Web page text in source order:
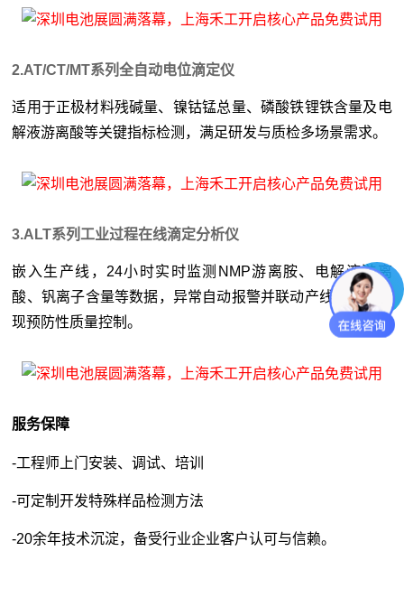
2.AT/CT/MT系列全自动电位滴定仪
适用于正极材料残碱量、镍钴锰总量、磷酸铁锂铁含量及电
解液游离酸等关键指标检测，满足研发与质检多场景需求。
3.ALT系列工业过程在线滴定分析仪
嵌入生产线，24小时实时监测NMP游离胺、电解液游离
酸、钒离子含量等数据，异常自动报警并联动产线PLC，实
现预防性质量控制。
服务保障
-工程师上门安装、调试、培训
-可定制开发特殊样品检测方法
-20余年技术沉淀，备受行业企业客户认可与信赖。